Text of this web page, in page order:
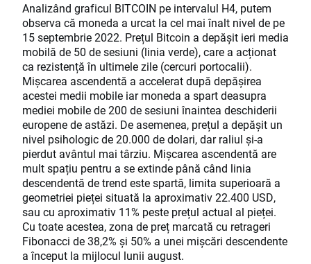
Analizând graficul BITCOIN pe intervalul H4, putem
observa că moneda a urcat la cel mai înalt nivel de pe
15 septembrie 2022. Prețul Bitcoin a depășit ieri media
mobilă de 50 de sesiuni (linia verde), care a acționat
ca rezistență în ultimele zile (cercuri portocalii).
Mișcarea ascendentă a accelerat după depășirea
acestei medii mobile iar moneda a spart deasupra
mediei mobile de 200 de sesiuni înaintea deschiderii
europene de astăzi. De asemenea, prețul a depășit un
nivel psihologic de 20.000 de dolari, dar raliul și-a
pierdut avântul mai târziu. Mișcarea ascendentă are
mult spațiu pentru a se extinde până când linia
descendentă de trend este spartă, limita superioară a
geometriei pieței situată la aproximativ 22.400 USD,
sau cu aproximativ 11% peste prețul actual al pieței.
Cu toate acestea, zona de preț marcată cu retrageri
Fibonacci de 38,2% și 50% a unei mișcări descendente
a început la mijlocul lunii august.